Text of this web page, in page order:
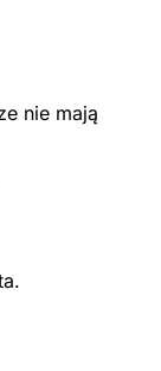
nie mają